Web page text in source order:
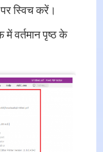
स्विच करें।
वर्तमान पृष्ठ के